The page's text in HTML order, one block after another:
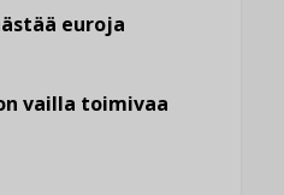
euroja
vailla toimivaa